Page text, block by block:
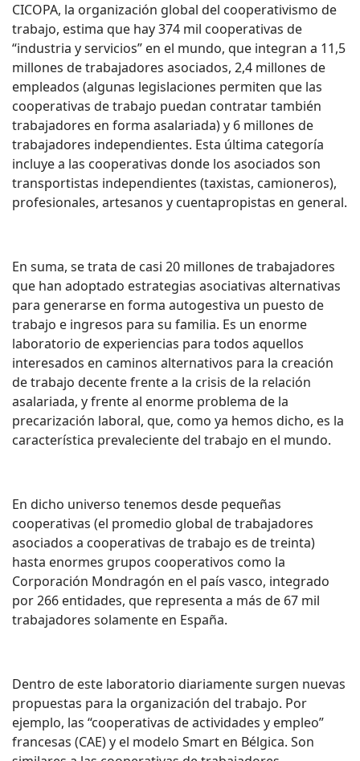
CICOPA, la organización global del cooperativismo de
trabajo, estima que hay 374 mil cooperativas de
“industria y servicios” en el mundo, que integran a 11,5
millones de trabajadores asociados, 2,4 millones de
empleados (algunas legislaciones permiten que las
cooperativas de trabajo puedan contratar también
trabajadores en forma asalariada) y 6 millones de
trabajadores independientes. Esta última categoría
incluye a las cooperativas donde los asociados son
transportistas independientes (taxistas, camioneros),
profesionales, artesanos y cuentapropistas en general.
En suma, se trata de casi 20 millones de trabajadores
que han adoptado estrategias asociativas alternativas
para generarse en forma autogestiva un puesto de
trabajo e ingresos para su familia. Es un enorme
laboratorio de experiencias para todos aquellos
interesados en caminos alternativos para la creación
de trabajo decente frente a la crisis de la relación
asalariada, y frente al enorme problema de la
precarización laboral, que, como ya hemos dicho, es la
característica prevaleciente del trabajo en el mundo.
En dicho universo tenemos desde pequeñas
cooperativas (el promedio global de trabajadores
asociados a cooperativas de trabajo es de treinta)
hasta enormes grupos cooperativos como la
Corporación Mondragón en el país vasco, integrado
por 266 entidades, que representa a más de 67 mil
trabajadores solamente en España.
Dentro de este laboratorio diariamente surgen nuevas
propuestas para la organización del trabajo. Por
ejemplo, las “cooperativas de actividades y empleo”
francesas (CAE) y el modelo Smart en Bélgica. Son